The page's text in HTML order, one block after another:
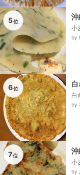
5位
小
by
6位
白
だ
by
7位
小
油
by